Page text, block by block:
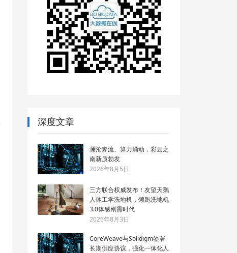
深度文章
澜沧奔流、算力涌动，彩云之
南新质勃发
2026年8月5日
三方联合权威发布！友望天鹅
人体工学洗地机，领跑洗地机
3.0体感刚需时代
2026年8月3日
CoreWeave与Solidigm签署
长期供应协议，强化一体化人